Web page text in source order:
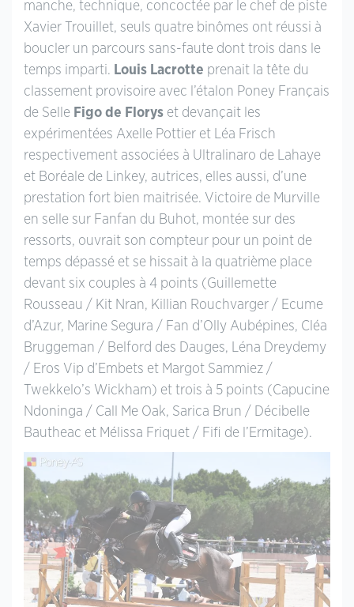
manche, technique, concoctée par le chef de piste
Xavier Trouillet, seuls quatre binômes ont réussi à
boucler un parcours sans-faute dont trois dans le
temps imparti. Louis Lacrotte prenait la tête du
classement provisoire avec l’étalon Poney Français
de Selle Figo de Florys et devançait les
expérimentées Axelle Pottier et Léa Frisch
respectivement associées à Ultralinaro de Lahaye
et Boréale de Linkey, autrices, elles aussi, d’une
prestation fort bien maitrisée. Victoire de Murville
en selle sur Fanfan du Buhot, montée sur des
ressorts, ouvrait son compteur pour un point de
temps dépassé et se hissait à la quatrième place
devant six couples à 4 points (Guillemette
Rousseau / Kit Nran, Killian Rouchvarger / Ecume
d’Azur, Marine Segura / Fan d’Olly Aubépines, Cléa
Bruggeman / Belford des Dauges, Léna Dreydemy
/ Eros Vip d’Embets et Margot Sammiez /
Twekkelo’s Wickham) et trois à 5 points (Capucine
Ndoninga / Call Me Oak, Sarica Brun / Décibelle
Bautheac et Mélissa Friquet / Fifi de l’Ermitage).